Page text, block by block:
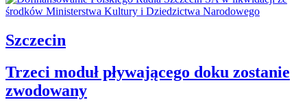
Szczecin
Trzeci moduł pływającego doku zostanie
zwodowany